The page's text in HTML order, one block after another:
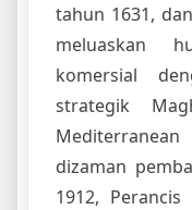
tahun 1631,
meluaskan
komersial
strategik
dizaman
1912,